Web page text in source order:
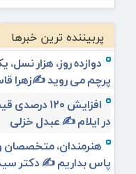
پربیننده ترین خبرها
دوازده روز، هزار
پرچم می روید ✍️زهرا
افزایش
در ایلام ✍️ عبدل خزلی
هنرمندان، متخصصان
پاس بداریم ✍️ دکتر